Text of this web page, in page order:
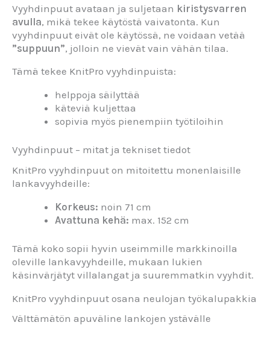
Vyyhdinpuut avataan ja suljetaan kiristysvarren
avulla, mikä tekee käytöstä vaivatonta. Kun
vyyhdinpuut eivät ole käytössä, ne voidaan vetää
”suppuun”, jolloin ne vievät vain vähän tilaa.
Tämä tekee KnitPro vyyhdinpuista:
helppoja säilyttää
käteviä kuljettaa
sopivia myös pienempiin työtiloihin
Vyyhdinpuut – mitat ja tekniset tiedot
KnitPro vyyhdinpuut on mitoitettu monenlaisille
lankavyyhdeille:
Korkeus: noin 71 cm
Avattuna kehä: max. 152 cm
Tämä koko sopii hyvin useimmille markkinoilla
oleville lankavyyhdeille, mukaan lukien
käsinvärjätyt villalangat ja suuremmatkin vyyhdit.
KnitPro vyyhdinpuut osana neulojan työkalupakkia
Välttämätön apuväline lankojen ystävälle